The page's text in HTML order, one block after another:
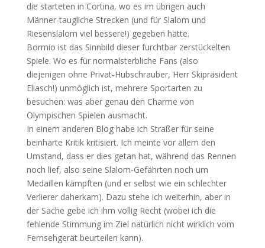
die starteten in Cortina, wo es im übrigen auch
Männer-taugliche Strecken (und für Slalom und
Riesenslalom viel bessere!) gegeben hätte.
Bormio ist das Sinnbild dieser furchtbar zerstückelten
Spiele. Wo es für normalsterbliche Fans (also
diejenigen ohne Privat-Hubschrauber, Herr Skipräsident
Eliasch!) unmöglich ist, mehrere Sportarten zu
besuchen: was aber genau den Charme von
Olympischen Spielen ausmacht.
In einem anderen Blog habe ich Straßer für seine
beinharte Kritik kritisiert. Ich meinte vor allem den
Umstand, dass er dies getan hat, während das Rennen
noch lief, also seine Slalom-Gefährten noch um
Medaillen kämpften (und er selbst wie ein schlechter
Verlierer daherkam). Dazu stehe ich weiterhin, aber in
der Sache gebe ich ihm völlig Recht (wobei ich die
fehlende Stimmung im Ziel natürlich nicht wirklich vom
Fernsehgerät beurteilen kann).